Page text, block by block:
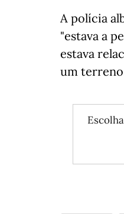
A polícia
"estava a
estava
um